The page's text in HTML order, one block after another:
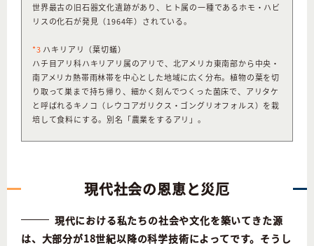
世界最古の旧石器文化遺跡があり、ヒト属の一種であるホモ・ハビ
リスの化石が発見（1964年）されている。
*3 ハキリアリ（葉切蟻）
ハチ目アリ科ハキリアリ属のアリで、北アメリカ東南部から中央・
南アメリカ熱帯雨林帯を中心とした地域に広く分布。植物の葉を切
り取って巣まで持ち帰り、細かく刻んでつくった菌床で、アリタケ
と呼ばれるキノコ（レウコアガリクス・ゴングリオフォルス）を栽
培して食料にする。別名「農業をするアリ」。
現代社会の恩恵と災厄
現代における私たちの社会や文化を築いてきた源
は、大部分が18世紀以降の科学技術によってです。そうし